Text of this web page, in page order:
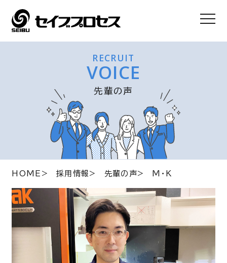
RECRUIT
VOICE
先輩の声
HOME 採用情報 先輩の声 M・K